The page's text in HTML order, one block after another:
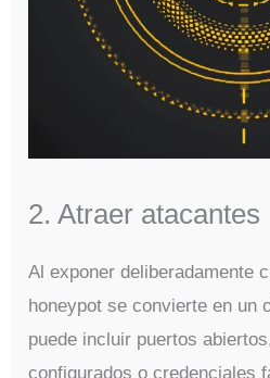
2. Atraer atacantes
Al exponer deliberadamente
honeypot se convierte en un
puede incluir puertos
configurados o credenciales